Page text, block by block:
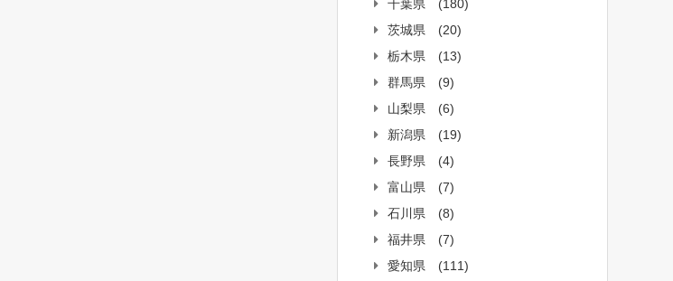
千葉県
(180)
茨城県
(20)
栃木県
(13)
群馬県
(9)
山梨県
(6)
新潟県
(19)
長野県
(4)
富山県
(7)
石川県
(8)
福井県
(7)
愛知県
(111)